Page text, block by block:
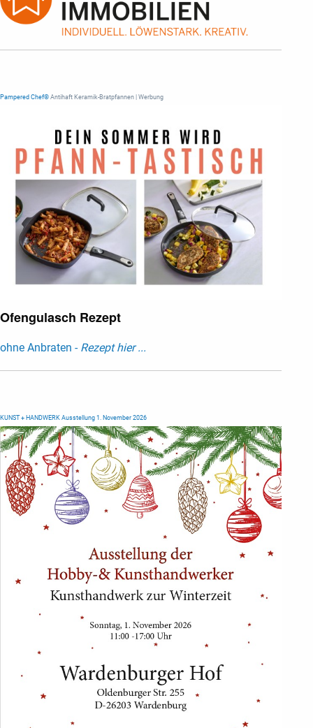
Pampered Chef® Antihaft Keramik-Bratpfannen | Werbung
Ofengulasch Rezept
ohne Anbraten - Rezept hier ...
KUNST + HANDWERK Ausstellung 1. November 2026